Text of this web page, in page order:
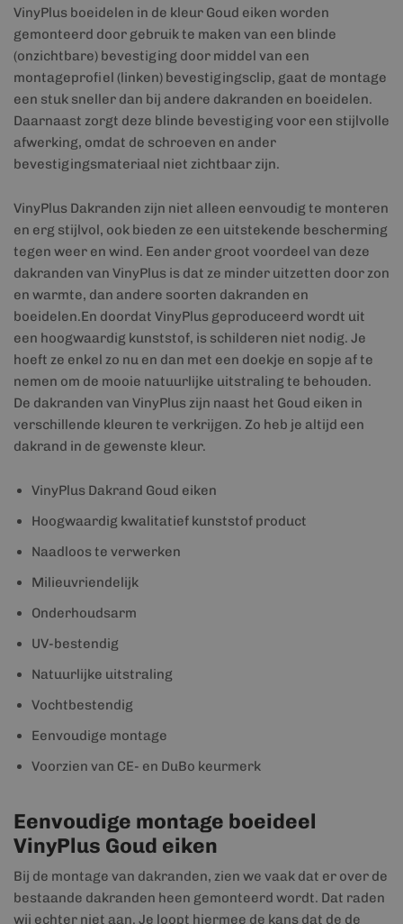
VinyPlus boeidelen in de kleur Goud eiken worden
gemonteerd door gebruik te maken van een blinde
(onzichtbare) bevestiging door middel van een
montageprofiel (linken) bevestigingsclip, gaat de montage
een stuk sneller dan bij andere dakranden en boeidelen.
Daarnaast zorgt deze blinde bevestiging voor een stijlvolle
afwerking, omdat de schroeven en ander
bevestigingsmateriaal niet zichtbaar zijn.
VinyPlus Dakranden zijn niet alleen eenvoudig te monteren
en erg stijlvol, ook bieden ze een uitstekende bescherming
tegen weer en wind. Een ander groot voordeel van deze
dakranden van VinyPlus is dat ze minder uitzetten door zon
en warmte, dan andere soorten dakranden en
boeidelen.En doordat VinyPlus geproduceerd wordt uit
een hoogwaardig kunststof, is schilderen niet nodig. Je
hoeft ze enkel zo nu en dan met een doekje en sopje af te
nemen om de mooie natuurlijke uitstraling te behouden.
De dakranden van VinyPlus zijn naast het Goud eiken in
verschillende kleuren te verkrijgen. Zo heb je altijd een
dakrand in de gewenste kleur.
VinyPlus Dakrand Goud eiken
Hoogwaardig kwalitatief kunststof product
Naadloos te verwerken
Milieuvriendelijk
Onderhoudsarm
UV-bestendig
Natuurlijke uitstraling
Vochtbestendig
Eenvoudige montage
Voorzien van CE- en DuBo keurmerk
Eenvoudige montage boeideel
VinyPlus Goud eiken
Bij de montage van dakranden, zien we vaak dat er over de
bestaande dakranden heen gemonteerd wordt. Dat raden
wij echter niet aan. Je loopt hiermee de kans dat de de